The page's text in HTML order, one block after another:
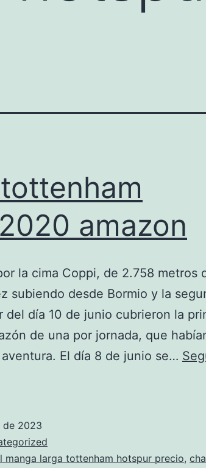
amazon
la cima Coppi, de 2.758 metros
subiendo desde Bormio y la
del día 10 de junio cubrieron la
de una por jornada, que
El día 8 de junio se…
de 2023
manga larga tottenham hotspur precio,